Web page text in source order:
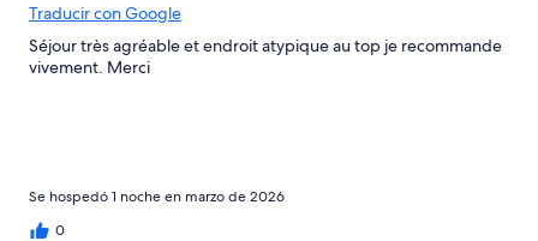
Traducir con Google
Séjour très agréable et endroit atypique au top je recommande
vivement. Merci
Se hospedó 1 noche en marzo de 2026
0